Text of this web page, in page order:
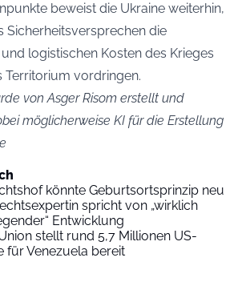
beweist die Ukraine weiterhin,
Sicherheitsversprechen die
logistischen Kosten des Krieges
Territorium vordringen.
von Asger Risom erstellt und
möglicherweise KI für die Erstellung
könnte Geburtsortsprinzip neu
spricht von „wirklich
Entwicklung
stellt rund 5,7 Millionen US-
für Venezuela bereit